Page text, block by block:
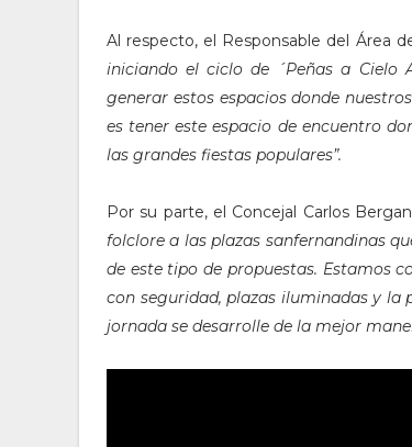
Al respecto, el Responsable del Área
iniciando el ciclo de ´Peñas a Cielo
generar estos espacios donde
es tener este espacio de encuentro
las grandes fiestas populares”.
Por su parte, el Concejal Carlos
folclore a las plazas sanfernandinas
de este tipo de propuestas. Estamos
con seguridad, plazas iluminadas y
jornada se desarrolle de la mejor